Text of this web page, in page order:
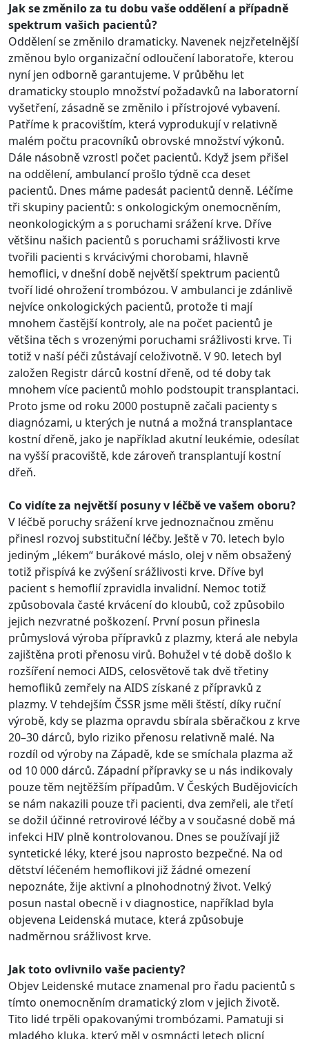
Jak se změnilo za tu dobu vaše oddělení a případně
spektrum vašich pacientů?
Oddělení se změnilo dramaticky. Navenek nejzřetelnější
změnou bylo organizační odloučení laboratoře, kterou
nyní jen odborně garantujeme. V průběhu let
dramaticky stouplo množství požadavků na laboratorní
vyšetření, zásadně se změnilo i přístrojové vybavení.
Patříme k pracovištím, která vyprodukují v relativně
malém počtu pracovníků obrovské množství výkonů.
Dále násobně vzrostl počet pacientů. Když jsem přišel
na oddělení, ambulancí prošlo týdně cca deset
pacientů. Dnes máme padesát pacientů denně. Léčíme
tři skupiny pacientů: s onkologickým onemocněním,
neonkologickým a s poruchami srážení krve. Dříve
většinu našich pacientů s poruchami srážlivosti krve
tvořili pacienti s krvácivými chorobami, hlavně
hemoflici, v dnešní době největší spektrum pacientů
tvoří lidé ohrožení trombózou. V ambulanci je zdánlivě
nejvíce onkologických pacientů, protože ti mají
mnohem častější kontroly, ale na počet pacientů je
většina těch s vrozenými poruchami srážlivosti krve. Ti
totiž v naší péči zůstávají celoživotně. V 90. letech byl
založen Registr dárců kostní dřeně, od té doby tak
mnohem více pacientů mohlo podstoupit transplantaci.
Proto jsme od roku 2000 postupně začali pacienty s
diagnózami, u kterých je nutná a možná transplantace
kostní dřeně, jako je například akutní leukémie, odesílat
na vyšší pracoviště, kde zároveň transplantují kostní
dřeň.
Co vidíte za největší posuny v léčbě ve vašem oboru?
V léčbě poruchy srážení krve jednoznačnou změnu
přinesl rozvoj substituční léčby. Ještě v 70. letech bylo
jediným „lékem“ burákové máslo, olej v něm obsažený
totiž přispívá ke zvýšení srážlivosti krve. Dříve byl
pacient s hemoflií zpravidla invalidní. Nemoc totiž
způsobovala časté krvácení do kloubů, což způsobilo
jejich nezvratné poškození. První posun přinesla
průmyslová výroba přípravků z plazmy, která ale nebyla
zajištěna proti přenosu virů. Bohužel v té době došlo k
rozšíření nemoci AIDS, celosvětově tak dvě třetiny
hemofliků zemřely na AIDS získané z přípravků z
plazmy. V tehdejším ČSSR jsme měli štěstí, díky ruční
výrobě, kdy se plazma opravdu sbírala sběračkou z krve
20–30 dárců, bylo riziko přenosu relativně malé. Na
rozdíl od výroby na Západě, kde se smíchala plazma až
od 10 000 dárců. Západní přípravky se u nás indikovaly
pouze těm nejtěžším případům. V Českých Budějovicích
se nám nakazili pouze tři pacienti, dva zemřeli, ale třetí
se dožil účinné retrovirové léčby a v současné době má
infekci HIV plně kontrolovanou. Dnes se používají již
syntetické léky, které jsou naprosto bezpečné. Na od
dětství léčeném hemoflikovi již žádné omezení
nepoznáte, žije aktivní a plnohodnotný život. Velký
posun nastal obecně i v diagnostice, například byla
objevena Leidenská mutace, která způsobuje
nadměrnou srážlivost krve.
Jak toto ovlivnilo vaše pacienty?
Objev Leidenské mutace znamenal pro řadu pacientů s
tímto onemocněním dramatický zlom v jejich životě.
Tito lidé trpěli opakovanými trombózami. Pamatuji si
mladého kluka, který měl v osmnácti letech plicní